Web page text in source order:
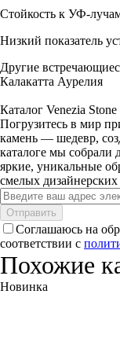
Стойкость к УФ-
Низкий показатель
Другие
Калакатта Аурелия
Каталог Venezia Stone
Погрузитесь в мир
камень — шедевр,
каталоге мы собрали
яркие, уникальные
смелых
Отправить
Соглашаюсь на
соответствии с
Похожие
Новинка